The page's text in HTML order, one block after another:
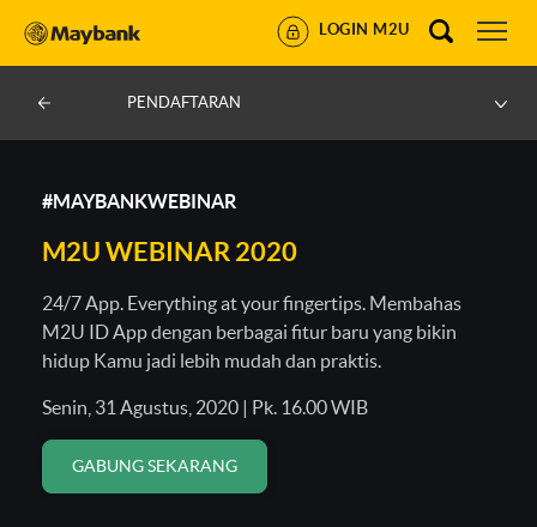
LOGIN M2U
PENDAFTARAN
#MAYBANKWEBINAR
M2U WEBINAR 2020
24/7 App. Everything at your fingertips. Membahas
M2U ID App dengan berbagai fitur baru yang bikin
hidup Kamu jadi lebih mudah dan praktis.
Senin, 31 Agustus, 2020 | Pk. 16.00 WIB
GABUNG SEKARANG